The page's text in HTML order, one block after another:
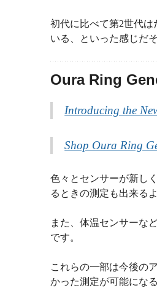
初代に比べて第2世代
いる、といった感じだそ
Oura Ring
Introducing the
Shop Oura Ring
色々とセンサーが新し
るときの測定も出来る
また、体温センサーな
です。
これらの一部は今後の
かった測定が可能にな